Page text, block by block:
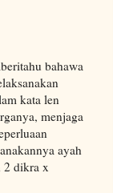
bahawa
kata len
menjaga
ayah
2 dikra x